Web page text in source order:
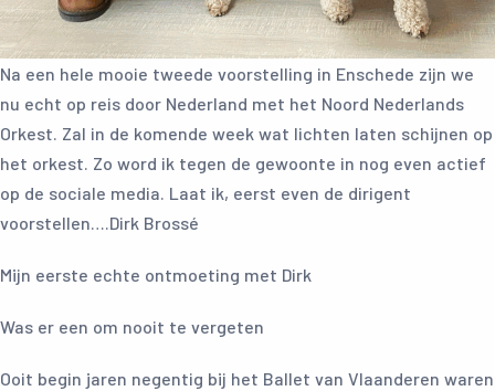
Na een hele mooie tweede voorstelling in Enschede zijn we
nu echt op reis door Nederland met het Noord Nederlands
Orkest. Zal in de komende week wat lichten laten schijnen op
het orkest. Zo word ik tegen de gewoonte in nog even actief
op de sociale media. Laat ik, eerst even de dirigent
voorstellen….Dirk Brossé
Mijn eerste echte ontmoeting met Dirk
Was er een om nooit te vergeten
Ooit begin jaren negentig bij het Ballet van Vlaanderen waren